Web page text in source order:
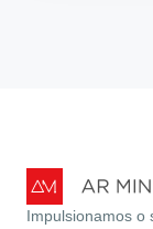
Impulsionamos o